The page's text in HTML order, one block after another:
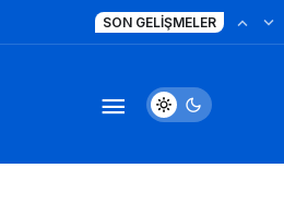
SON GELIŞMELER